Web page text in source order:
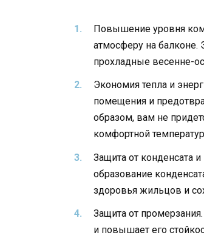
Повышение уровня
атмосферу на
прохладные весенне-
Экономия тепла и
помещения и
образом, вам не
комфортной
Защита от конденсата
образование
здоровья жильцов и
Защита от
и повышает его